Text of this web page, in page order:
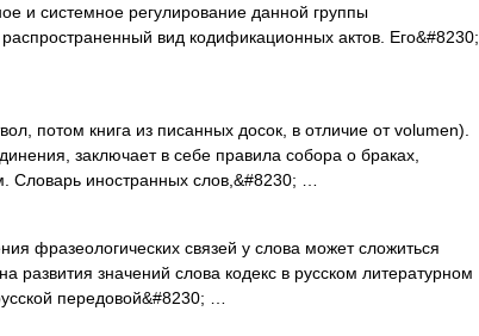
и системное регулирование данной группы
вид кодификационных актов. Его&#8230;
потом книга из писанных досок, в отличие от volumen).
заключает в себе правила собора о браках,
Словарь иностранных слов,&#8230; …
фразеологических связей у слова может сложиться
развития значений слова кодекс в русском литературном
передовой&#8230; …